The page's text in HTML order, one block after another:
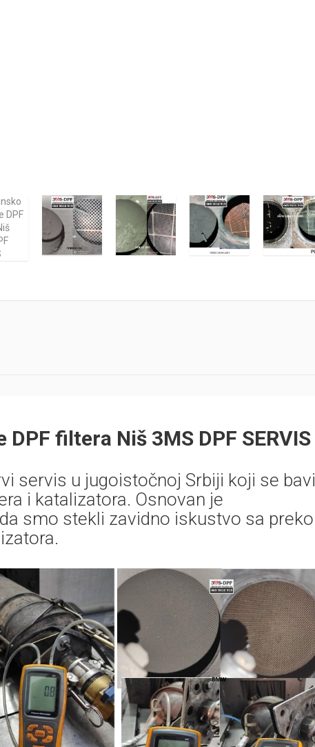
filtera Niš 3MS DPF SERVIS
servis u jugoistočnoj Srbiji koji se bavi
i katalizatora. Osnovan je
smo stekli zavidno iskustvo sa preko